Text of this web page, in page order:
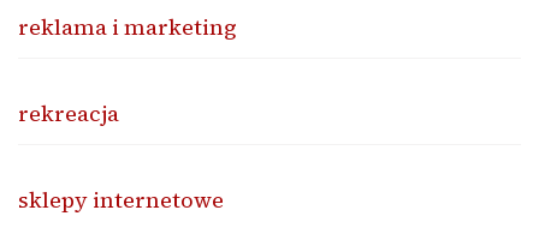
reklama i marketing
rekreacja
sklepy internetowe